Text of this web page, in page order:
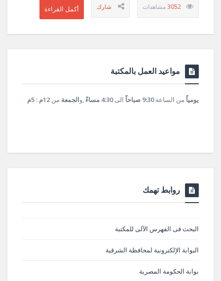
3052
مواعيد العمل بالمكتبة
يومياً من الساعة9:30 صباحاً الى4:30 مساءً ,والجمعة من 12م : 5م
روابط تهمك
البحث فى الفهرس الآلى للمكتبة
البوابة الإلكترونية لمحافظة الشرقية
بوابة الحكومة المصرية